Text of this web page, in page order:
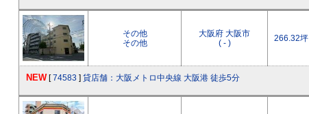
その他
その他
大阪府 大阪市
( - )
266.32坪
NEW [74583 ] 貸店舗：大阪メトロ中央線 大阪港 徒歩5分